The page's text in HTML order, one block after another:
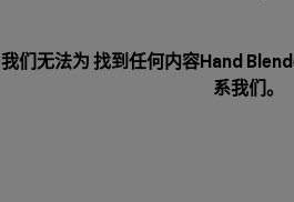
我们无法为 找到任何内容Hand
系我们。